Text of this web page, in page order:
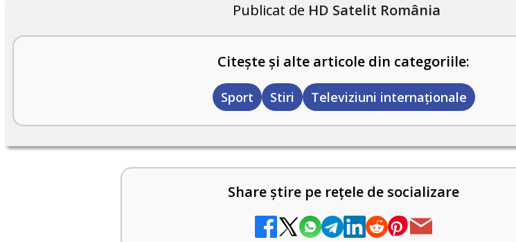
Publicat de HD Satelit România
Citește și alte articole din categoriile:
Sport Stiri Televiziuni internaţionale
Share știre pe rețele de socializare